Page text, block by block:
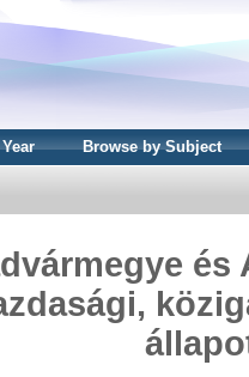
Browse by Subject
és